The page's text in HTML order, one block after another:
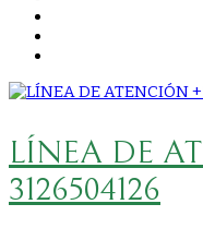
LÍNEA DE
3126504126